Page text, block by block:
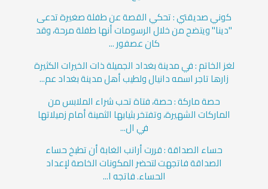
كوني صديقتي : تحكي القصة عن طفلة صغيرة تدعى
"دينا" ويتضح من خلال الرسومات أنها طفلة مرحة، وقد
كان عصفور ...
لغز الخاتم : في مدينة بغداد الجميلة ذات الخيرات الكثيرة
زارها تاجر اسمه دانيال ولطيب أهل مدينة بغداد عم...
حصة ماركة : حصة، فتاة تحب شراء الملابس من
الماركات الشهيرة، وتفتخر بثيابها الثمينة أمام زميلاتها
في ال...
حساء الصداقة : قررت أرانب الغابة أن تطبخ حساء
الصداقة فاتجهت لتحضر المكونات الخاصة لإعداد
الحساء. فاتجه ا...